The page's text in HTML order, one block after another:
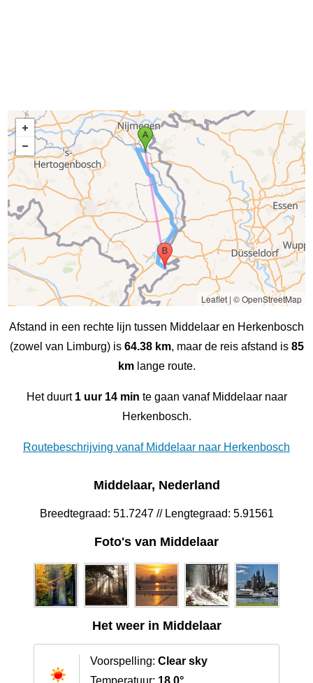
Leaflet| © OpenStreetMap
Afstand in een rechte lijn tussen Middelaar en Herkenbosch
(zowel van Limburg) is 64.38 km, maar de reis afstand is 85
kmlange route.
Het duurt 1 uur 14 min te gaan vanaf Middelaar naar
Herkenbosch.
Routebeschrijving vanaf Middelaar naar Herkenbosch
Middelaar, Nederland
Breedtegraad: 51.7247 // Lengtegraad: 5.91561
Foto's van Middelaar
Het weer in Middelaar
Voorspelling: Clear sky